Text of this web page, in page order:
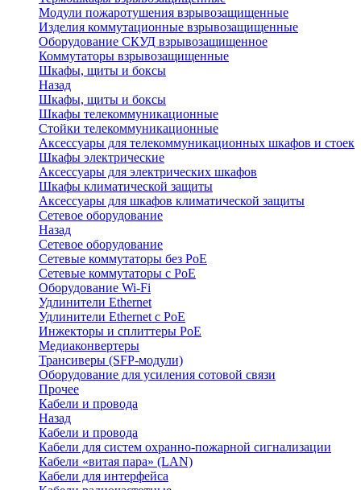
Модули пожаротушения взрывозащищенные
Изделия коммутационные взрывозащищенные
Оборудование СКУД взрывозащищенное
Коммутаторы взрывозащищенные
Шкафы, щиты и боксы
Назад
Шкафы, щиты и боксы
Шкафы телекоммуникационные
Стойки телекоммуникационные
Аксессуары для телекоммуникационных шкафов и стоек
Шкафы электрические
Аксессуары для электрических шкафов
Шкафы климатической защиты
Аксессуары для шкафов климатической защиты
Сетевое оборудование
Назад
Сетевое оборудование
Сетевые коммутаторы без PoE
Сетевые коммутаторы с PoE
Оборудование Wi-Fi
Удлинители Ethernet
Удлинители Ethernet с PoE
Инжекторы и сплиттеры PoE
Медиаконвертеры
Трансиверы (SFP-модули)
Оборудование для усиления сотовой связи
Прочее
Кабели и провода
Назад
Кабели и провода
Кабели для систем охранно-пожарной сигнализации
Кабели «витая пара» (LAN)
Кабели для интерфейса